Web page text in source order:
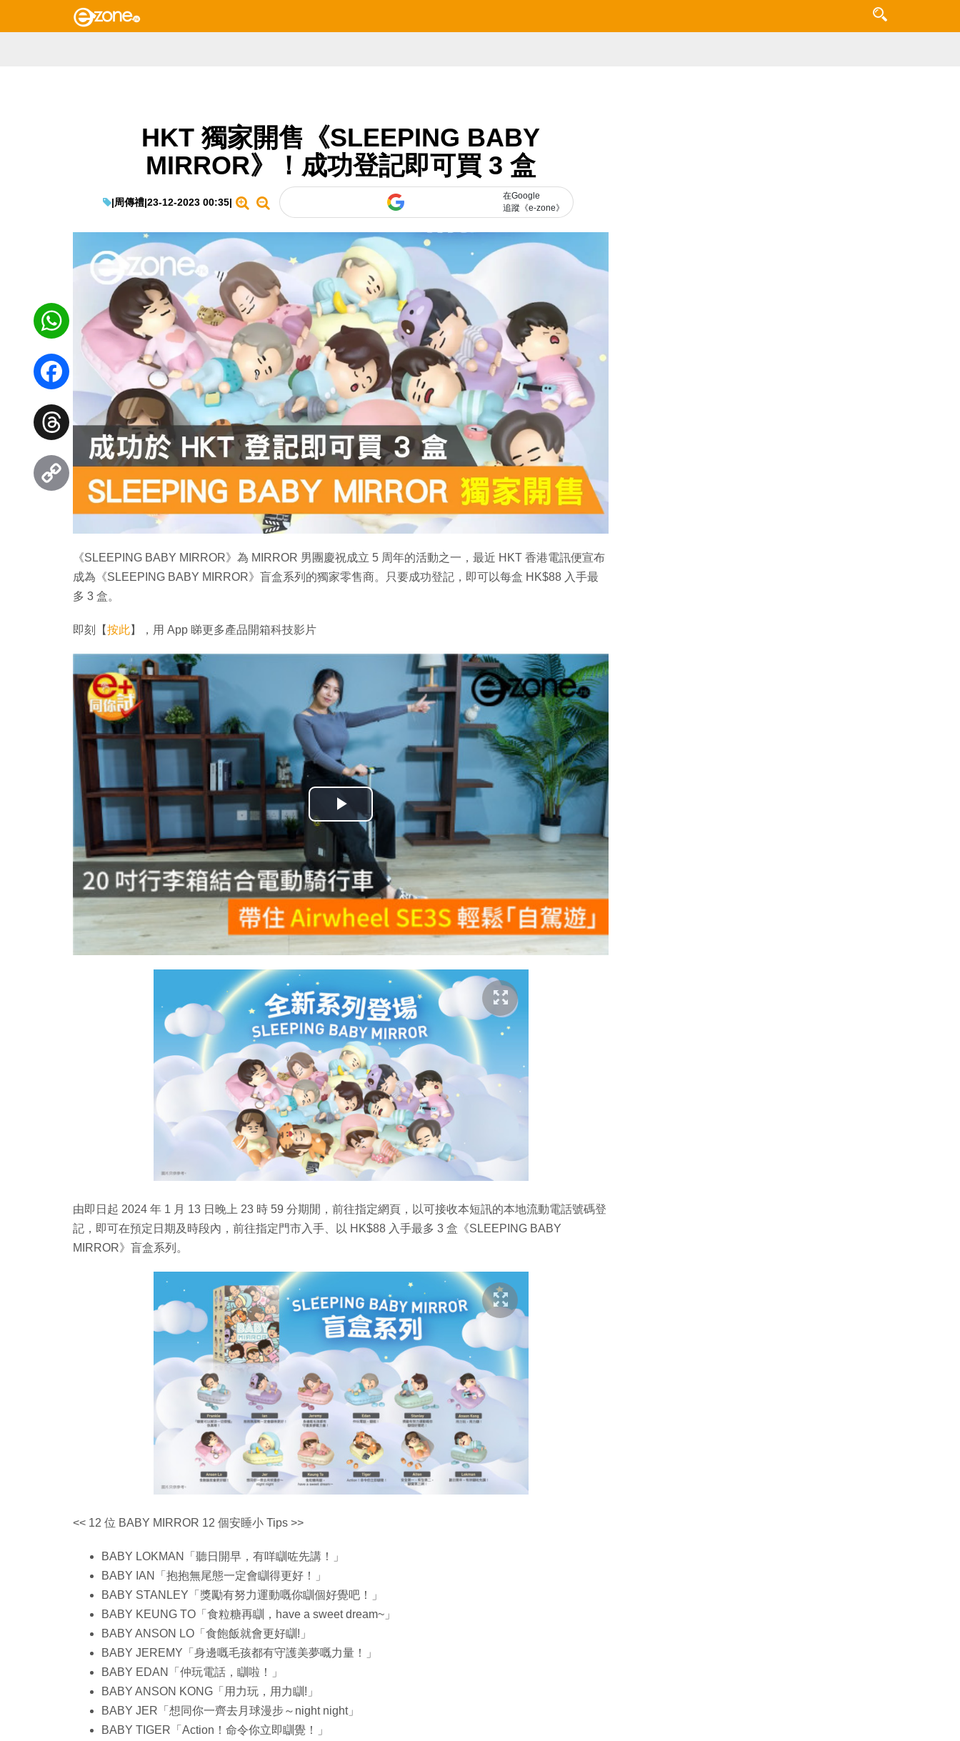
HKT 獨家開售《SLEEPING BABY
MIRROR》！成功登記即可買 3 盒
|周傳禮|23-12-2023 00:35|
在Google
追蹤《e-zone》
《SLEEPING BABY MIRROR》為 MIRROR 男團慶祝成立 5 周年的活動之一，最近 HKT 香港電訊便宣布
成為《SLEEPING BABY MIRROR》盲盒系列的獨家零售商。只要成功登記，即可以每盒 HK$88 入手最
多 3 盒。
即刻【按此】，用 App 睇更多產品開箱科技影片
播
放
影
片
由即日起 2024 年 1 月 13 日晚上 23 時 59 分期閒，前往指定網頁，以可接收本短訊的本地流動電話號碼登
記，即可在預定日期及時段內，前往指定門市入手、以 HK$88 入手最多 3 盒《SLEEPING BABY
MIRROR》盲盒系列。
<< 12 位 BABY MIRROR 12 個安睡小 Tips >>
BABY LOKMAN「聽日開早，有咩瞓咗先講！」
BABY IAN「抱抱無尾態一定會瞓得更好！」
BABY STANLEY「獎勵有努力運動嘅你瞓個好覺吧！」
BABY KEUNG TO「食粒糖再瞓，have a sweet dream~」
BABY ANSON LO「食飽飯就會更好瞓!」
BABY JEREMY「身邊嘅毛孩都有守護美夢嘅力量！」
BABY EDAN「仲玩電話，瞓啦！」
BABY ANSON KONG「用力玩，用力瞓!」
BABY JER「想同你一齊去月球漫步～night night」
BABY TIGER「Action！命令你立即瞓覺！」
WhatsApp
Facebook
Threads
Copy
Link